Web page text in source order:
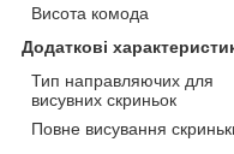
Висота комода
Додаткові
Тип направляючих для
висувних скриньок
Повне висування